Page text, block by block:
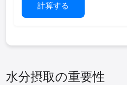
計算する
水分摂取の重要性